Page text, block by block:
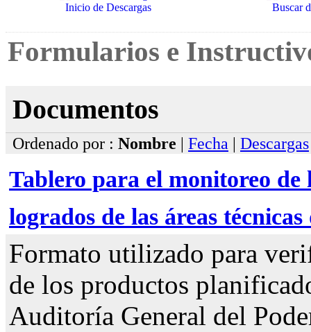
Inicio de Descargas Buscar
Formularios e
Documentos
Ordenado por : Nombre | Fecha | Descargas
Tablero para el monitoreo
logrados de las áreas
Formato utilizado para
de los productos
Auditoría General del